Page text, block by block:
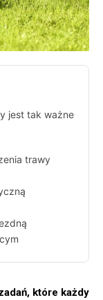
jest tak ważne
trawy
które każdy